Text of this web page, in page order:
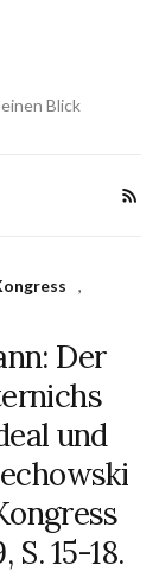
Blick
,
Der
und
S. 15-18.